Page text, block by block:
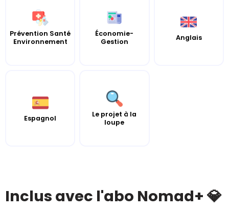
Prévention Santé
Environnement
Économie-
Gestion
Anglais
Espagnol
Le projet à la
loupe
Inclus avec l'abo Nomad+ 💎